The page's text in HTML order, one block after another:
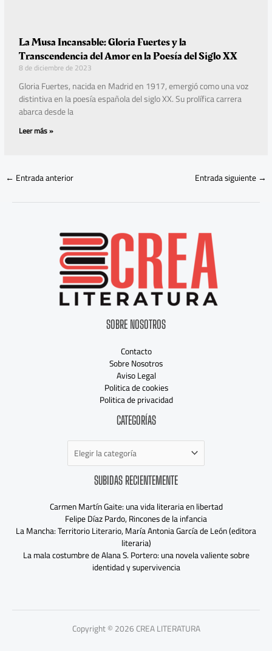
La Musa Incansable: Gloria Fuertes y la
Transcendencia del Amor en la Poesía del Siglo XX
8 de diciembre de 2023
Gloria Fuertes, nacida en Madrid en 1917, emergió como una voz
distintiva en la poesía española del siglo XX. Su prolífica carrera
abarca desde la
Leer más »
← Entrada anterior Entrada siguiente→
SOBRE NOSOTROS
Contacto
Sobre Nosotros
Aviso Legal
Politica de cookies
Politica de privacidad
CATEGORÍAS
SUBIDAS RECIENTEMENTE
Carmen Martín Gaite: una vida literaria en libertad
Felipe Díaz Pardo, Rincones de la infancia
La Mancha: Territorio Literario, María Antonia García de León (editora
literaria)
La mala costumbre de Alana S. Portero: una novela valiente sobre
identidad y supervivencia
Copyright © 2026 CREA LITERATURA